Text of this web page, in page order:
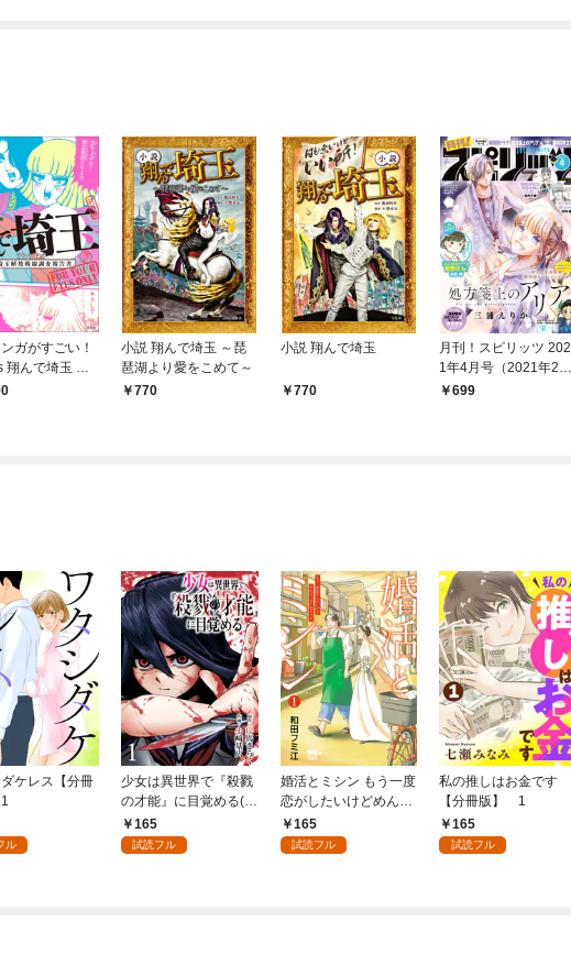
ガがすごい！
翔んで埼玉 ア
ー 埼玉解放戦
小説 翔んで埼玉 ～琵
琶湖より愛をこめて～
770
小説 翔んで埼玉
770
月刊！スピリッツ 202
1年4月号（2021年2月
26日発売号）
699
ケレス【分冊
ル
少女は異世界で『殺戮
の才能』に目覚める(話
売り) #1
165
試読フル
婚活とミシン もう一度
恋がしたいけどめんど
くさい気もする【分冊
版】 1
165
試読フル
私の推しはお金です
【分冊版】 1
165
試読フル